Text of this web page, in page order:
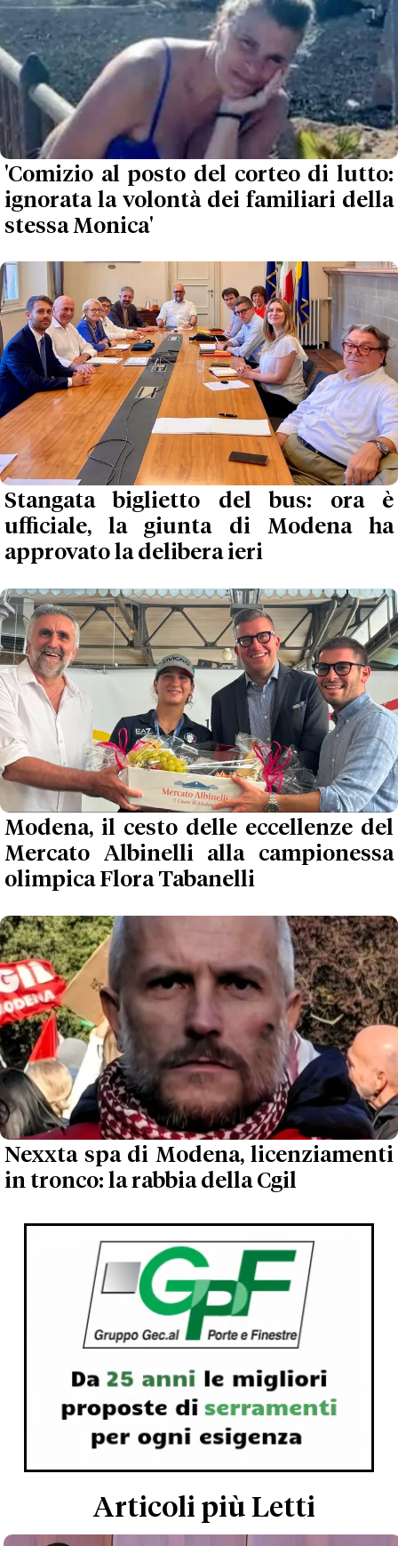
'Comizio al posto del corteo di lutto:
ignorata la volontà dei familiari della
stessa Monica'
Stangata biglietto del bus: ora è
ufficiale, la giunta di Modena ha
approvato la delibera ieri
Modena, il cesto delle eccellenze del
Mercato Albinelli alla campionessa
olimpica Flora Tabanelli
Nexxta spa di Modena, licenziamenti
in tronco: la rabbia della Cgil
Articoli più Letti